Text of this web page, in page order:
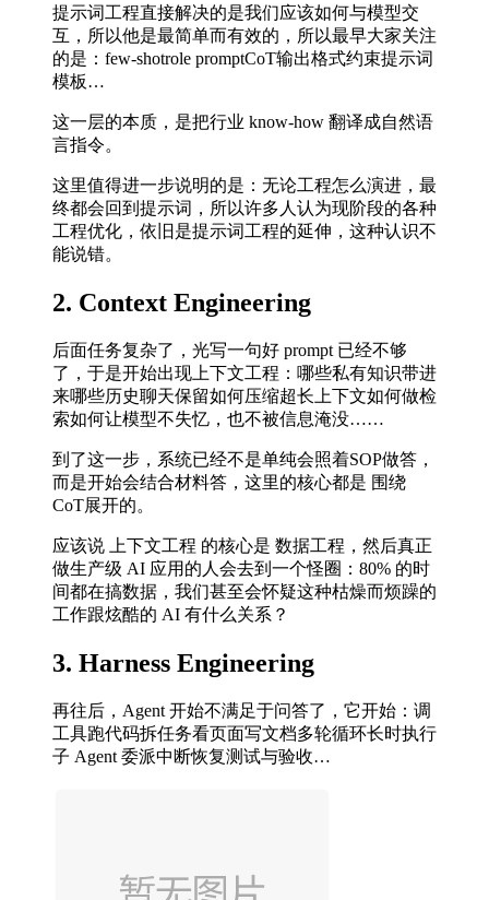
提示词工程直接解决的是我们应该如何与模型交
互，所以他是最简单而有效的，所以最早大家关注
的是：few-shotrole promptCoT输出格式约束提示词
模板…
这一层的本质，是把行业 know-how 翻译成自然语
言指令。
这里值得进一步说明的是：无论工程怎么演进，最
终都会回到提示词，所以许多人认为现阶段的各种
工程优化，依旧是提示词工程的延伸，这种认识不
能说错。
2. Context Engineering
后面任务复杂了，光写一句好 prompt 已经不够
了，于是开始出现上下文工程：哪些私有知识带进
来哪些历史聊天保留如何压缩超长上下文如何做检
索如何让模型不失忆，也不被信息淹没……
到了这一步，系统已经不是单纯会照着SOP做答，
而是开始会结合材料答，这里的核心都是 围绕
CoT展开的。
应该说 上下文工程 的核心是 数据工程，然后真正
做生产级 AI 应用的人会去到一个怪圈：80% 的时
间都在搞数据，我们甚至会怀疑这种枯燥而烦躁的
工作跟炫酷的 AI 有什么关系？
3. Harness Engineering
再往后，Agent 开始不满足于问答了，它开始：调
工具跑代码拆任务看页面写文档多轮循环长时执行
子 Agent 委派中断恢复测试与验收…